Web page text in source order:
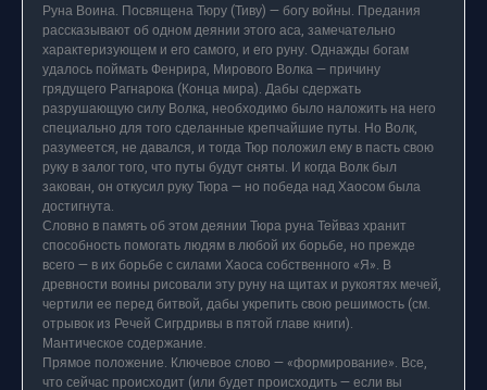
Руна Воина. Посвящена Тюру (Тиву) — богу войны. Предания
рассказывают об одном деянии этого аса, замечательно
характеризующем и его самого, и его руну. Однажды богам
удалось поймать Фенрира, Мирового Волка — причину
грядущего Рагнарока (Конца мира). Дабы сдержать
разрушающую силу Волка, необходимо было наложить на него
специально для того сделанные крепчайшие путы. Но Волк,
разумеется, не давался, и тогда Тюр положил ему в пасть свою
руку в залог того, что путы будут сняты. И когда Волк был
закован, он откусил руку Тюра — но победа над Хаосом была
достигнута.
Словно в память об этом деянии Тюра руна Тейваз хранит
способность помогать людям в любой их борьбе, но прежде
всего — в их борьбе с силами Хаоса собственного «Я». В
древности воины рисовали эту руну на щитах и рукоятях мечей,
чертили ее перед битвой, дабы укрепить свою решимость (см.
отрывок из Речей Сигрдривы в пятой главе книги).
Мантическое содержание.
Прямое положение. Ключевое слово — «формирование». Все,
что сейчас происходит (или будет происходить — если вы